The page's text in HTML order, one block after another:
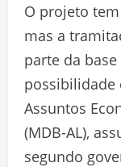
O projeto
mas a
parte da
possibilidade
Assuntos
(MDB-AL),
segundo